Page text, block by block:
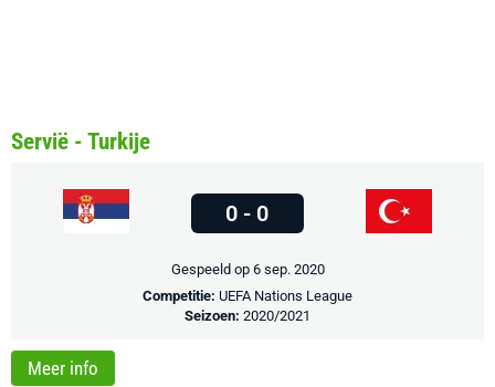
Servië - Turkije
0 - 0
Gespeeld op 6 sep. 2020
Competitie: UEFA Nations League
Seizoen: 2020/2021
Meer info